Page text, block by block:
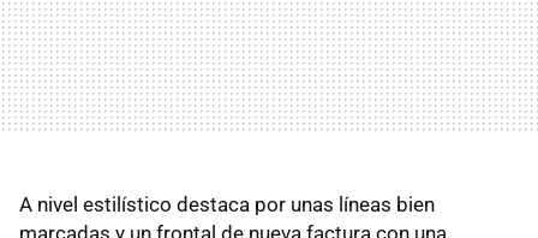
A nivel estilístico destaca por unas líneas bien
marcadas y un frontal de nueva factura con una